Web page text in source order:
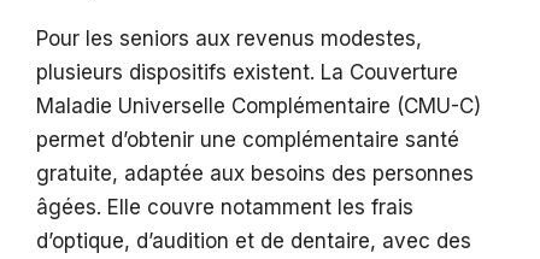
Pour les seniors aux revenus modestes,
plusieurs dispositifs existent. La Couverture
Maladie Universelle Complémentaire (CMU-C)
permet d’obtenir une complémentaire santé
gratuite, adaptée aux besoins des personnes
âgées. Elle couvre notamment les frais
d’optique, d’audition et de dentaire, avec des